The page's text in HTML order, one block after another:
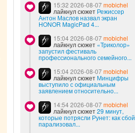
15:32 2026-08-07mobichel
лайкнул сюжет Режиссер
Антон Маслов назвал экран
HONOR MagicPad 4...
15:04 2026-08-07mobichel
лайкнул сюжет «Триколор»
запустил фестиваль
профессионального семейного...
15:04 2026-08-07mobichel
лайкнул сюжет Минцифры
выступило с официальным
заявлением относительно...
14:54 2026-08-07mobichel
лайкнул сюжет29 минут,
которые потрясли Рунет: как сбой
парализовал...